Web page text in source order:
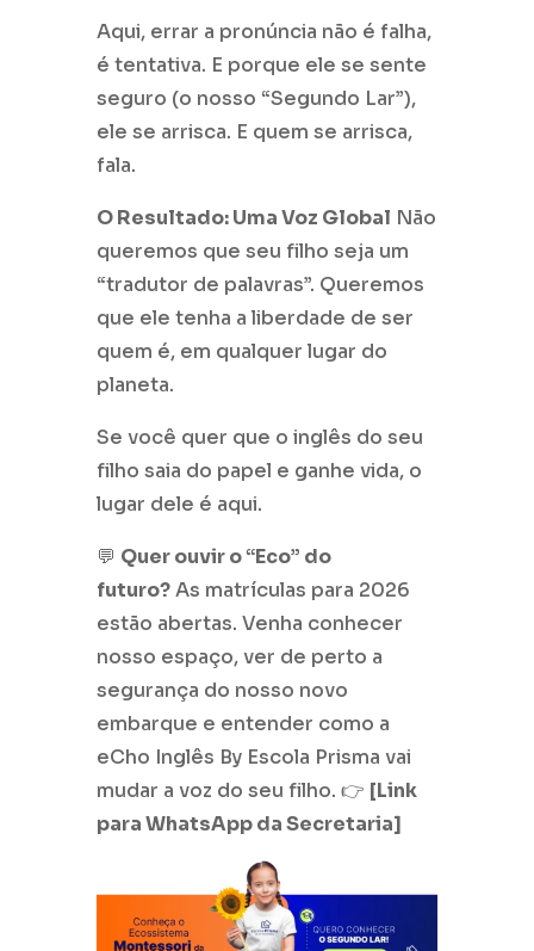
Aqui, errar a pronúncia não é falha,
é tentativa. E porque ele se sente
seguro (o nosso “Segundo Lar”),
ele se arrisca. E quem se arrisca,
fala.
O Resultado: Uma Voz Global Não
queremos que seu filho seja um
“tradutor de palavras”. Queremos
que ele tenha a liberdade de ser
quem é, em qualquer lugar do
planeta.
Se você quer que o inglês do seu
filho saia do papel e ganhe vida, o
lugar dele é aqui.
💬 Quer ouvir o “Eco” do
futuro?As matrículas para 2026
estão abertas. Venha conhecer
nosso espaço, ver de perto a
segurança do nosso novo
embarque e entender como a
eCho Inglês By Escola Prisma vai
mudar a voz do seu filho. 👉 [Link
para WhatsApp da Secretaria]